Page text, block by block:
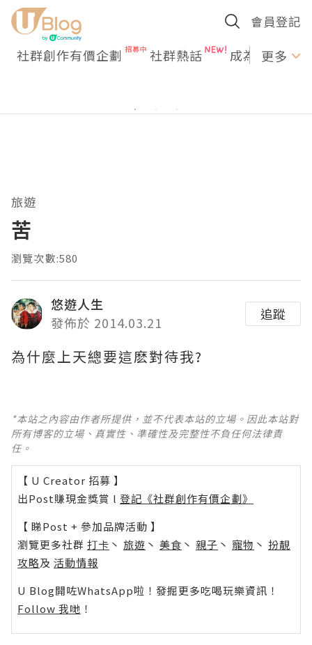
會員登記
社群創作有價企劃 社群熱話 成為U更多
旅遊
苦
瀏覽次數:580
悠遊人生
發佈於 2014.03.21
追蹤
為什麼上天總要這麽對待我?
*本站之內容由作者所提供，並不代表本站的立場。因此本站對
所有博客的立場、真實性、準確性及完整性不負任何法律責
任。
【 U Creator 招募 】
出Post賺現金獎賞 l 登記《社群創作有價企劃》
【 睇Post + 參加品牌活動 】
瀏覽更多社群 打卡 丶 旅遊 丶 美食 丶 親子 丶 寵物 丶 扮靚
攻略及 活動情報
U Blog開咗WhatsApp啦！發掘更多吃喝玩樂資訊！
Follow 我哋 ！